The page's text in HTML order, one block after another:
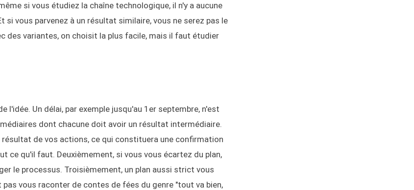
si vous étudiez la chaîne technologique, il n'y a aucune
vous parvenez à un résultat similaire, vous ne serez pas le
des variantes, on choisit la plus facile, mais il faut étudier
l'idée. Un délai, par exemple jusqu'au 1er septembre, n'est
dont chacune doit avoir un résultat intermédiaire.
de vos actions, ce qui constituera une confirmation
ce qu'il faut. Deuxièmement, si vous vous écartez du plan,
le processus. Troisièmement, un plan aussi strict vous
vous raconter de contes de fées du genre "tout va bien,